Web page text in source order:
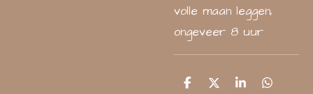
volle maan leggen,
ongeveer 8 uur
D
D
S
D